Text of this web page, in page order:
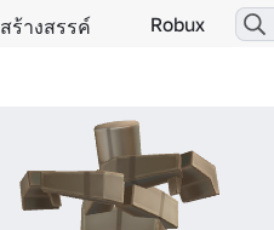
สร้างสรรค์ Robux